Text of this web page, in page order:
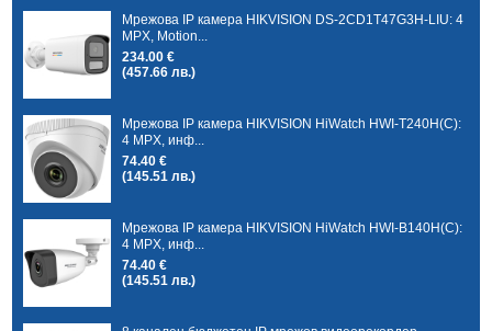
Мрежова IP камера HIKVISION DS-2CD1T47G3H-LIU: 4
MPX, Motion...
234.00 €
(457.66 лв.)
Мрежова IP камера HIKVISION HiWatch HWI-T240H(C):
4 MPX, инф...
74.40 €
(145.51 лв.)
Мрежова IP камера HIKVISION HiWatch HWI-B140H(C):
4 MPX, инф...
74.40 €
(145.51 лв.)